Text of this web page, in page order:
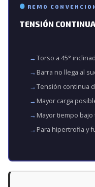
REMO
TENSIÓN
Torso a 45°
Barra no llega al
Tensión continua
Mayor carga
Mayor tiempo
Para hipertrofia y